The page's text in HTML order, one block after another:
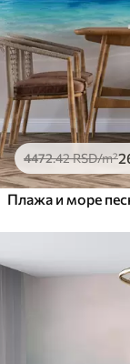
4472.42RSD/m²
Плажа и море